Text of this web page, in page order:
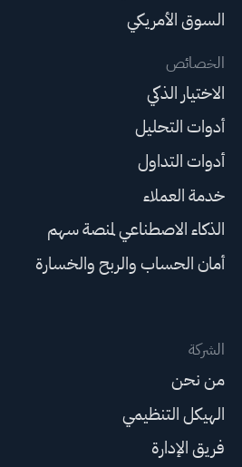
السوق الأمريكي
الخصائص
الاختيار الذكي
أدوات التحليل
أدوات التداول
خدمة العملاء
الذكاء الاصطناعي لمنصة سهم
أمان الحساب والربح والخسارة
الشركة
من نحن
الهيكل التنظيمي
فريق الإدارة